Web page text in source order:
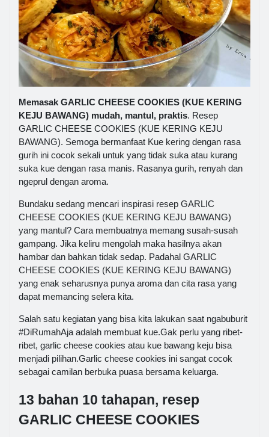
Memasak GARLIC CHEESE COOKIES (KUE KERING
KEJU BAWANG) mudah, mantul, praktis. Resep
GARLIC CHEESE COOKIES (KUE KERING KEJU
BAWANG). Semoga bermanfaat Kue kering dengan rasa
gurih ini cocok sekali untuk yang tidak suka atau kurang
suka kue dengan rasa manis. Rasanya gurih, renyah dan
ngeprul dengan aroma.
Bundaku sedang mencari inspirasi resep GARLIC
CHEESE COOKIES (KUE KERING KEJU BAWANG)
yang mantul? Cara membuatnya memang susah-susah
gampang. Jika keliru mengolah maka hasilnya akan
hambar dan bahkan tidak sedap. Padahal GARLIC
CHEESE COOKIES (KUE KERING KEJU BAWANG)
yang enak seharusnya punya aroma dan cita rasa yang
dapat memancing selera kita.
Salah satu kegiatan yang bisa kita lakukan saat ngabuburit
#DiRumahAja adalah membuat kue.Gak perlu yang ribet-
ribet, garlic cheese cookies atau kue bawang keju bisa
menjadi pilihan.Garlic cheese cookies ini sangat cocok
sebagai camilan berbuka puasa bersama keluarga.
13 bahan 10 tahapan, resep
GARLIC CHEESE COOKIES